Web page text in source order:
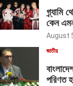
গ্র্যামি
কেন
August
জাতীয়
পরিণত